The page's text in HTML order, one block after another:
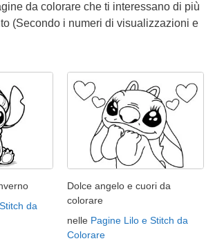
da colorare che ti interessano di più
(Secondo i numeri di visualizzazioni e
da
Dolce angelo e cuori da
colorare
nelle Pagine Lilo e Stitch da
Colorare